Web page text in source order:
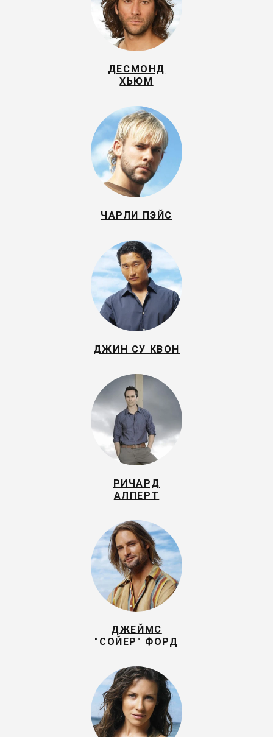
ДЕСМОНД
ХЬЮМ
ЧАРЛИ ПЭЙС
ДЖИН СУ КВОН
РИЧАРД
АЛПЕРТ
ДЖЕЙМС
"СОЙЕР" ФОРД